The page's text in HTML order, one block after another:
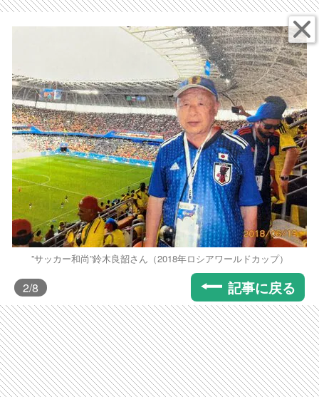
”サッカー和尚”鈴木良韶さん（2018年ロシアワールドカップ）
2/8 記事に戻る